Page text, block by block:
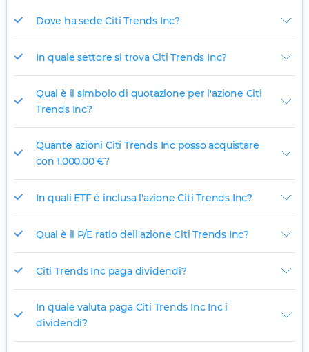
Dove ha sede Citi Trends Inc?
In quale settore si trova Citi Trends Inc?
Qual è il simbolo di quotazione per l'azione Citi
Trends Inc?
Quante azioni Citi Trends Inc posso acquistare
con 1.000,00 €?
In quali ETF è inclusa l'azione Citi Trends Inc?
Qual è il P/E ratio dell'azione Citi Trends Inc?
Citi Trends Inc paga dividendi?
In quale valuta paga Citi Trends Inc Inc i
dividendi?